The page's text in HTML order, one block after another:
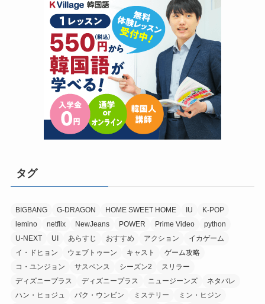
タグ
BIGBANG G-DRAGON HOME SWEET HOME IU
K-POP
lemino
netflix NewJeans POWER Prime Video
python
U-NEXT
UI あらすじ おすすめ アクション
イカゲーム
イ・ドヒョン
ウェブトゥーン キャスト
ゲーム攻略
コ・ユンジョン
サスペンス シーズン2
スリラー
ディズニープラス
ディズニープラス ニュージーンズ
ネタバレ
ハン・ヒョジュ
パク・ウンビン ミステリー
ミン・ヒジン